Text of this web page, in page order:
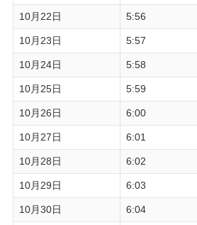
10月22日 5:56
10月23日 5:57
10月24日 5:58
10月25日 5:59
10月26日 6:00
10月27日 6:01
10月28日 6:02
10月29日 6:03
10月30日 6:04